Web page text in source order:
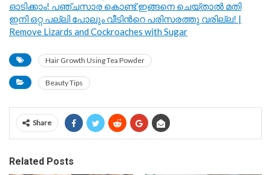
ഓടിക്കാം! പഞ്ചസാര കൊണ്ട് ഇങ്ങനെ ചെയ്താൽ മതി
ഇനി ഒറ്റ പല്ലി പോലും വീടിൻറെ പരിസരത്തു വരില്ല! |
Remove Lizards and Cockroaches with Sugar
Hair Growth Using Tea Powder
Beauty Tips
Share
Related Posts